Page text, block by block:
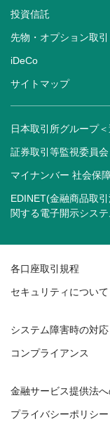
投資信託
先物・オプション取引
iDeCo
サイトマップ
日本取引所グループ
証券取引等監視委員
マイナンバー 社会保
EDINET(金融商品取
関する電子開示シス
各口座取引規程
セキュリティについて
システム障害時の対応
コンプライアンス
金融サービス提供法
プライバシーポリシー